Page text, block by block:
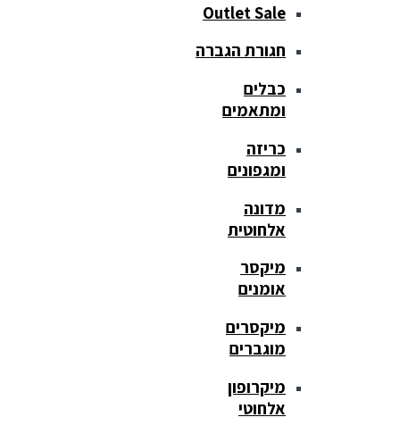
Outlet Sale
חגורת הגברה
כבלים
ומתאמים
כריזה
ומגפונים
מדונה
אלחוטית
מיקסר
אומנים
מיקסרים
מוגברים
מיקרופון
אלחוטי